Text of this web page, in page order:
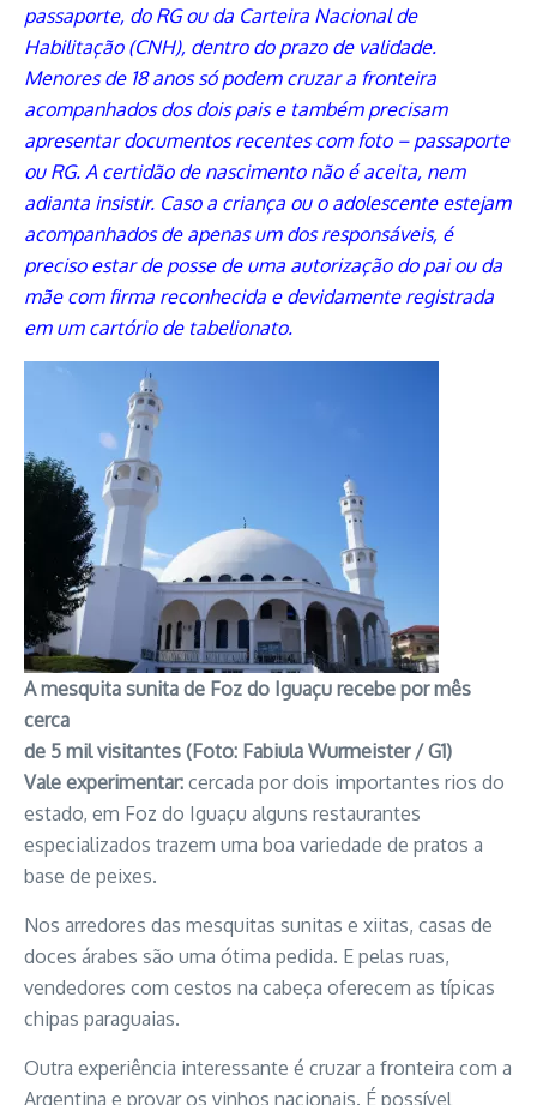
passaporte, do RG ou da Carteira Nacional de
Habilitação (CNH), dentro do prazo de validade.
Menores de 18 anos só podem cruzar a fronteira
acompanhados dos dois pais e também precisam
apresentar documentos recentes com foto – passaporte
ou RG. A certidão de nascimento não é aceita, nem
adianta insistir. Caso a criança ou o adolescente estejam
acompanhados de apenas um dos responsáveis, é
preciso estar de posse de uma autorização do pai ou da
mãe com firma reconhecida e devidamente registrada
em um cartório de tabelionato.
A mesquita sunita de Foz do Iguaçu recebe por mês
cerca
de 5 mil visitantes (Foto: Fabiula Wurmeister / G1)
Vale experimentar: cercada por dois importantes rios do
estado, em Foz do Iguaçu alguns restaurantes
especializados trazem uma boa variedade de pratos a
base de peixes.
Nos arredores das mesquitas sunitas e xiitas, casas de
doces árabes são uma ótima pedida. E pelas ruas,
vendedores com cestos na cabeça oferecem as típicas
chipas paraguaias.
Outra experiência interessante é cruzar a fronteira com a
Argentina e provar os vinhos nacionais. É possível